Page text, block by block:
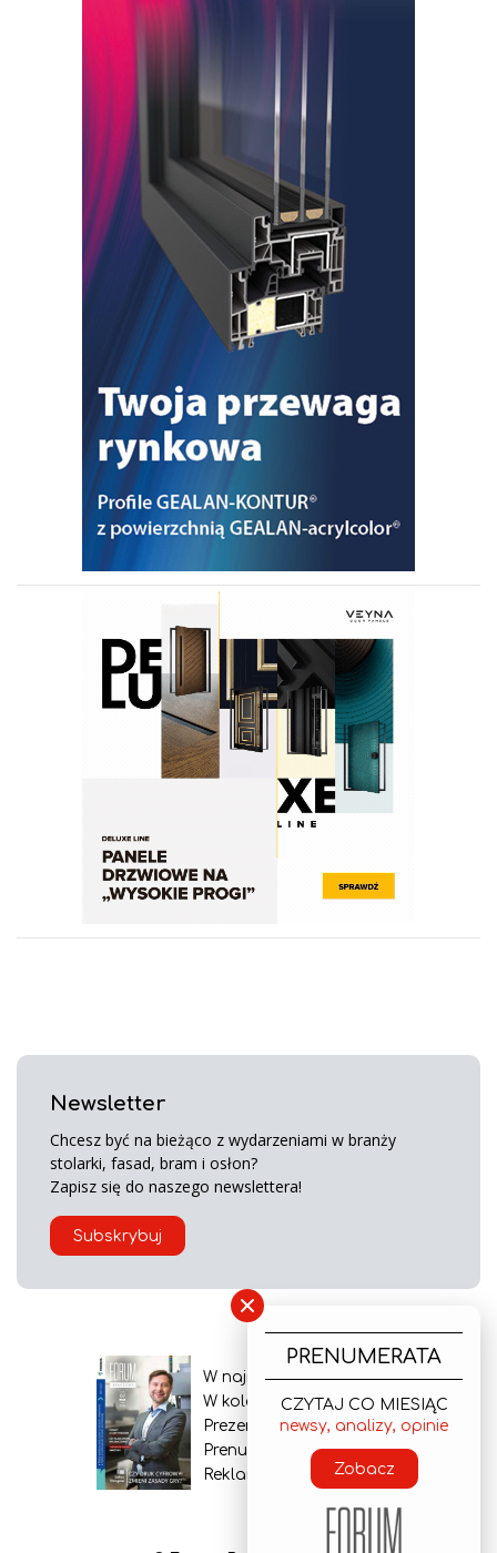
Newsletter
Chcesz być na bieżąco z wydarzeniami w branży
stolarki, fasad, bram i osłon?
Zapisz się do naszego newslettera!
Subskrybuj
W najnowszym wydaniu
W kolejnym numerze
Prezentacja gazety
Prenumerata
Reklama
×
PRENUMERATA
CZYTAJ CO MIESIĄC
newsy, analizy, opinie
Zobacz